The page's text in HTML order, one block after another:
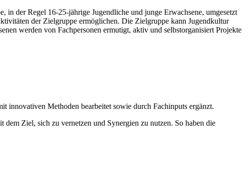
der Regel 16-25-jährige Jugendliche und junge Erwachsene, umgesetzt
der Zielgruppe ermöglichen. Die Zielgruppe kann Jugendkultur
werden von Fachpersonen ermutigt, aktiv und selbstorganisiert Projekte
Methoden bearbeitet sowie durch Fachinputs ergänzt.
Ziel, sich zu vernetzen und Synergien zu nutzen. So haben die